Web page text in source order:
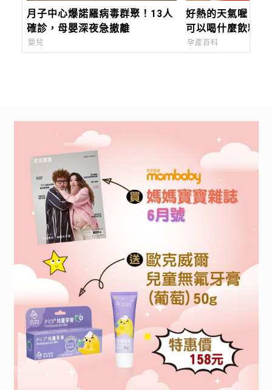
月子中心爆諾羅病毒群聚！13人
確診，母嬰深夜急撤離
嬰兒
好熱的天氣喔！哺
可以喝什麼飲料呢
孕產百科